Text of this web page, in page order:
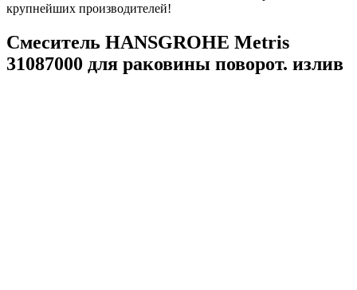
крупнейших производителей!
Смеситель HANSGROHE Metris
31087000 для раковины поворот. излив